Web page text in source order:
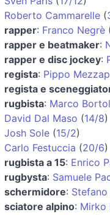
Roberto Cammarelle (
rapper: Franco Negrè
rapper e beatmaker:
rapper e disc jockey:
regista: Pippo
regista e
rugbista: Marco
David Dal Maso (14/8)
Josh Sole (15/2)
Carlo Festuccia (20/6)
rugbista a 15: Enrico
rugbysta: Samuele
schermidore: Stefano
sciatore alpino: Mirko